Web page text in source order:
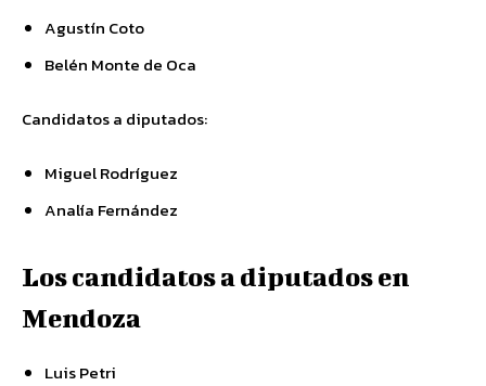
Agustín Coto
Belén Monte de Oca
Candidatos a diputados:
Miguel Rodríguez
Analía Fernández
Los candidatos a diputados en
Mendoza
Luis Petri